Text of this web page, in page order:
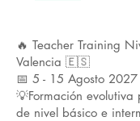
🔥 Teacher Training
Valencia 🇪🇸
📅 5 - 15 Agosto
💡Formación
de nivel básico e